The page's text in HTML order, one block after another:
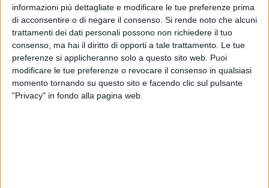
informazioni più dettagliate e modificare le tue preferenze prima
di acconsentire o di negare il consenso. Si rende noto che alcuni
trattamenti dei dati personali possono non richiedere il tuo
consenso, ma hai il diritto di opporti a tale trattamento. Le tue
preferenze si applicheranno solo a questo sito web. Puoi
modificare le tue preferenze o revocare il consenso in qualsiasi
momento tornando su questo sito e facendo clic sul pulsante
"Privacy" in fondo alla pagina web.
BARLETTA - 17 AGOSTO 2011
Calciomercato, l’Ebolitana in pressing sul
barlettano Pane
BARLETTA - 17 AGOSTO 2011
Barletta, un'altra amichevole contro il quotato
Benevento